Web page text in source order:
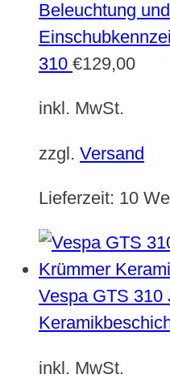
Beleuchtung und
310 €129,00
inkl. MwSt.
zzgl. Versand
Lieferzeit: 10
Vespa GTS 310
inkl. MwSt.